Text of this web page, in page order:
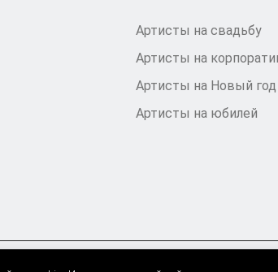
Артисты на свадьбу
Артисты на
Артисты на Новый год
Артисты на юбилей